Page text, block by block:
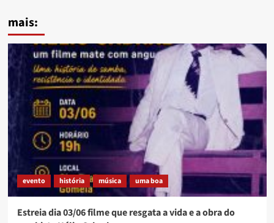
mais:
evento história música uma boa
Estreia dia 03/06 filme que resgata a vida e a obra do